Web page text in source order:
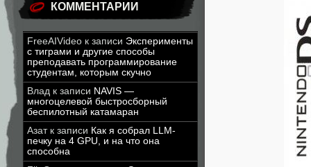
КОММЕНТАРИИ
FreeAIVideo к записи Эксперименты
с тиграми и другие способы
преподавать программирование
студентам, которым скучно
Влад к записи NAVIS —
многоцелевой быстросборный
беспилотный катамаран
Азатк записи Как я собрал LLM-
печку на 4 GPU, и на что она
способна